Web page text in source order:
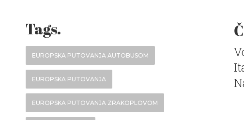
Tags.
EUROPSKA PUTOVANJA AUTOBUSOM
EUROPSKA PUTOVANJA
EUROPSKA PUTOVANJA ZRAKOPLOVOM